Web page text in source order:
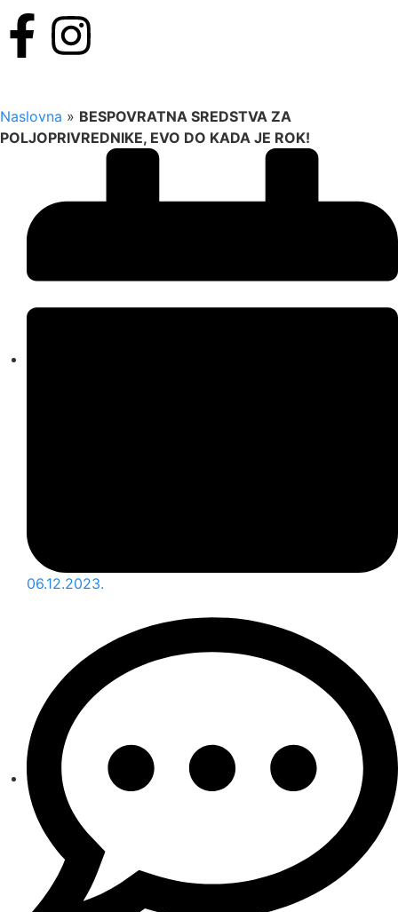
Naslovna » BESPOVRATNA SREDSTVA ZA
POLJOPRIVREDNIKE, EVO DO KADA JE ROK!
06.12.2023.